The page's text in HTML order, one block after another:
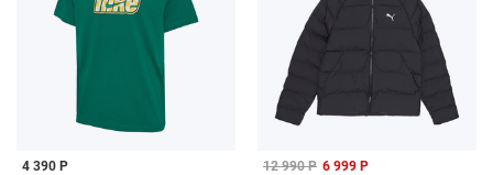
4 390 Р 12 990 Р 6 999 Р